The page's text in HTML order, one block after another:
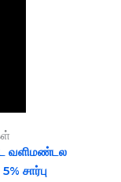
வளிமண்டல
சார்பு